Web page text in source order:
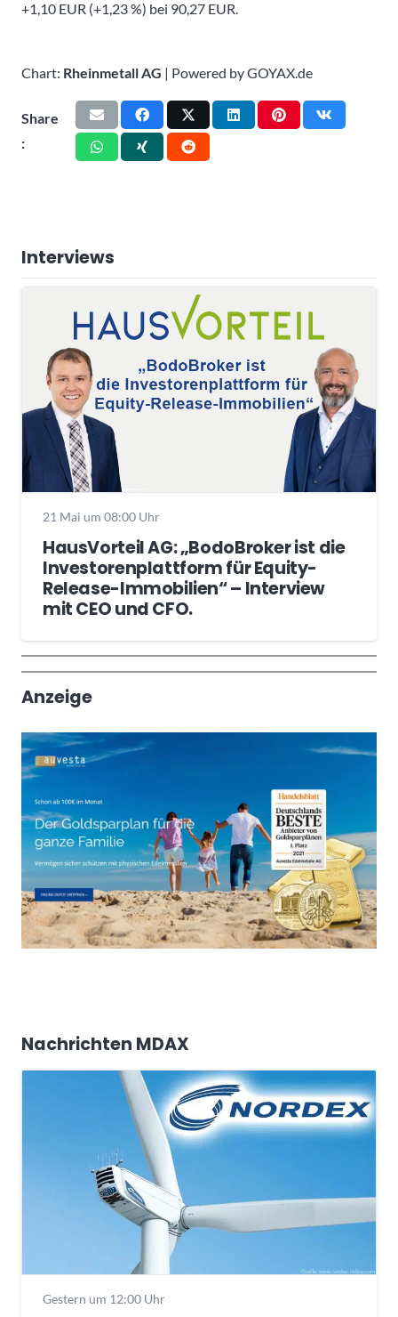
+1,10 EUR (+1,23 %) bei 90,27 EUR.
Chart: Rheinmetall AG | Powered by GOYAX.de
Share
:
Interviews
21 Mai um 08:00 Uhr
HausVorteil AG: „BodoBroker ist die
Investorenplattform für Equity-
Release-Immobilien“ – Interview
mit CEO und CFO.
Wochenrückblick
Trendthemen
Anzeige
Nachrichten MDAX
Gestern um 12:00 Uhr